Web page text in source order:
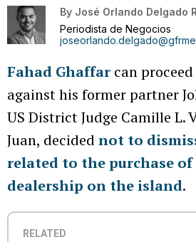
By José Orlando Delgado
Periodista de Negocios
Fahad Ghaffar can
against his former partner
US District Judge Camille L.
Juan, decided not to
related to the purchase of
dealership on the island.
RELATED